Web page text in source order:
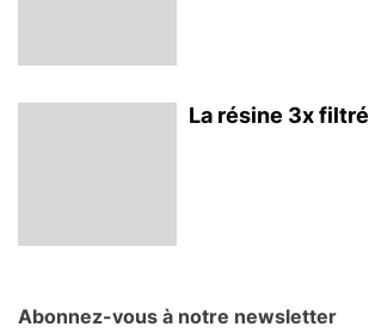
La résine 3x filtré
Abonnez-vous à notre newsletter